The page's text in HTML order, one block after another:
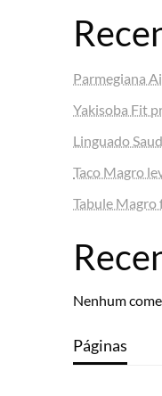
Parmegiana
Yakisoba Fit
Linguado
Taco Magro
Tabule Magro
Nenhum
Páginas